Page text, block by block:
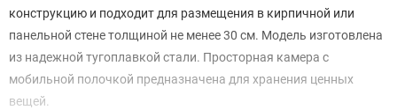
конструкцию и подходит для размещения в кирпичной или
панельной стене толщиной не менее 30 см. Модель изготовлена
из надежной тугоплавкой стали. Просторная камера с
мобильной полочкой предназначена для хранения ценных
вещей.